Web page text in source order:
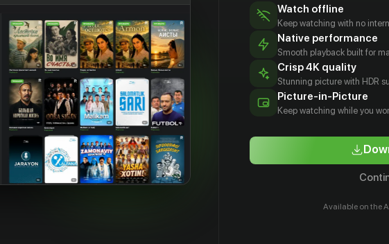
Лейла Ферай
Actor
Пынар Дениз
Actor
Хердуран
Хакан
Карсак
Watch offline
Keep watching with no
Native performance
Smooth playback built for
Crisp 4K quality
Stunning picture with HDR
Picture-in-Picture
Keep watching while you
Available on the